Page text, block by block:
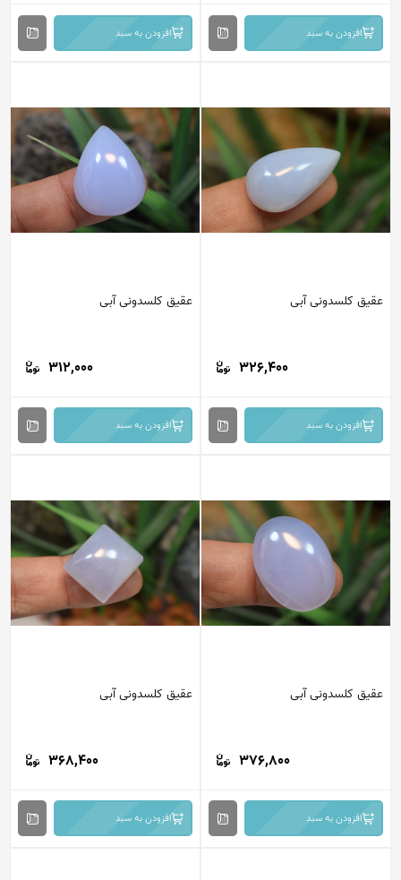
افزودن به سبد افزودن به سبد
عقیق کلسدونی آبی
326,400
افزودن به سبد
عقیق کلسدونی آبی
312,000
افزودن به سبد
عقیق کلسدونی آبی
376,800
افزودن به سبد
عقیق کلسدونی آبی
368,400
افزودن به سبد